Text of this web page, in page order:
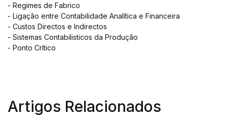
- Regimes de Fabrico
- Ligação entre Contabilidade Analítica e Financeira
- Custos Directos e Indirectos
- Sistemas Contabilisticos da Produção
- Ponto Crítico
Artigos Relacionados